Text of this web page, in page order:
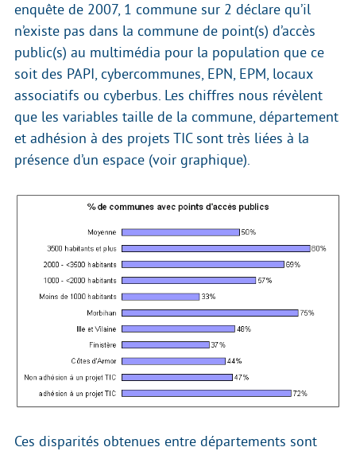
enquête de 2007, 1 commune sur 2 déclare qu’il
n’existe pas dans la commune de point(s) d’accès
public(s) au multimédia pour la population que ce
soit des PAPI, cybercommunes, EPN, EPM, locaux
associatifs ou cyberbus. Les chiffres nous révèlent
que les variables taille de la commune, département
et adhésion à des projets TIC sont très liées à la
présence d’un espace (voir graphique).
Ces disparités obtenues entre départements sont